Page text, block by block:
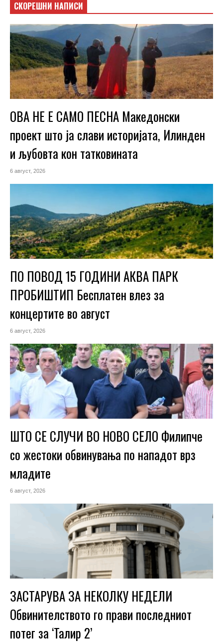
СКОРЕШНИ НАПИСИ
ОВА НЕ Е САМО ПЕСНА Македонски
проект што ја слави историјата, Илинден
и љубовта кон татковината
6 август, 2026
ПО ПОВОД 15 ГОДИНИ АКВА ПАРК
ПРОБИШТИП Бесплатен влез за
концертите во август
6 август, 2026
ШТО СЕ СЛУЧИ ВО НОВО СЕЛО Филипче
со жестоки обвинувања по нападот врз
младите
6 август, 2026
ЗАСТАРУВА ЗА НЕКОЛКУ НЕДЕЛИ
Обвинителството го прави последниот
потег за ‘Талир 2’